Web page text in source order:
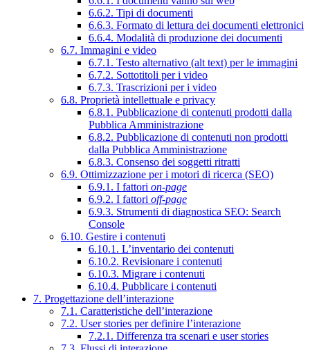
6.6.2. Tipi di documenti
6.6.3. Formato di lettura dei documenti elettronici
6.6.4. Modalità di produzione dei documenti
6.7. Immagini e video
6.7.1. Testo alternativo (alt text) per le immagini
6.7.2. Sottotitoli per i video
6.7.3. Trascrizioni per i video
6.8. Proprietà intellettuale e privacy
6.8.1. Pubblicazione di contenuti prodotti dalla
Pubblica Amministrazione
6.8.2. Pubblicazione di contenuti non prodotti
dalla Pubblica Amministrazione
6.8.3. Consenso dei soggetti ritratti
6.9. Ottimizzazione per i motori di ricerca (SEO)
6.9.1. I fattori on-page
6.9.2. I fattori off-page
6.9.3. Strumenti di diagnostica SEO: Search
Console
6.10. Gestire i contenuti
6.10.1. L’inventario dei contenuti
6.10.2. Revisionare i contenuti
6.10.3. Migrare i contenuti
6.10.4. Pubblicare i contenuti
7. Progettazione dell’interazione
7.1. Caratteristiche dell’interazione
7.2. User stories per definire l’interazione
7.2.1. Differenza tra scenari e user stories